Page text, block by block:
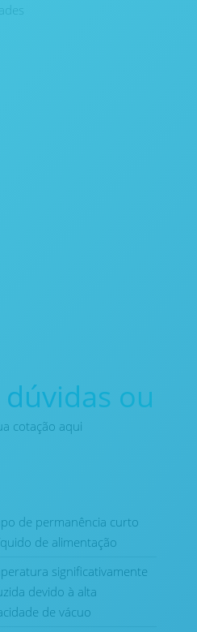
ou
cotação aqui
de permanência curto
de alimentação
significativamente
devido à alta
de vácuo